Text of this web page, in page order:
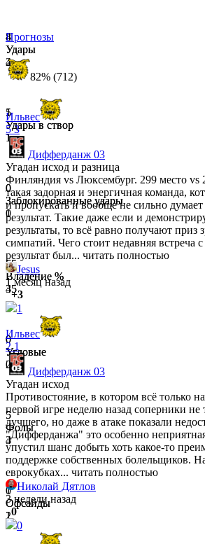
4
Удары
4
1
Удары в створ
1
0
Заблокированные удары
0
55
Владение %
45
0
Угловые
0
5
Фолы
4
0
Офсайды
1
8
Удары
2
5
Удары в створ
1
0
Заблокированные удары
1
65
Владение %
35
0
Угловые
2
5
Фолы
3
1
Офсайды
2
Прогнозы
82% (712)
Ильвес
5 3
Дифферданж 03
Угадан исход и разница
Финляндия vs Люксембург. 299 место vs
такая задорная и энергичная команда,
и пропускать и вообще не сильно
результат. Такие даже если и
результаты, то всё равно получают приз
симпатий. Чего стоит недавняя встреча
результат был... читать полностью
Jesus
1 месяц назад
+3
1
Ильвес
2 1
Дифферданж 03
Угадан исход
Противостояние, в котором всё только
первой игре неделю назад соперники не
лучшего, но даже в атаке показали
"Дифферданжа" это особенно
упустил шанс добыть хоть какое-то
поддержке собственных болельщиков.
еврокубках... читать полностью
Николай Дятлов
3 недели назад
0
0